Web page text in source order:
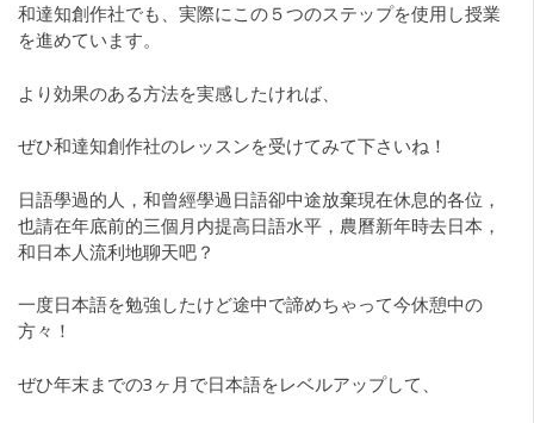
和達知創作社でも、実際にこの５つのステップを使用し授業
を進めています。
より効果のある方法を実感したければ、
ぜひ和達知創作社のレッスンを受けてみて下さいね！
日語學過的人，和曾經學過日語卻中途放棄現在休息的各位，
也請在年底前的三個月内提高日語水平，農曆新年時去日本，
和日本人流利地聊天吧？
一度日本語を勉強したけど途中で諦めちゃって今休憩中の
方々！
ぜひ年末までの3ヶ月で日本語をレベルアップして、